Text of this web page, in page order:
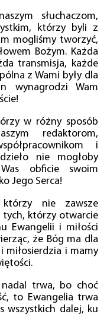
słuchaczom,
którzy byli z
mogliśmy tworzyć,
Bożym. Każda
transmisja, każde
z Wami były dla
wynagrodzi Wam
w różny sposób
redaktorom,
i
nie mogłoby
obficie swoim
Jego Serca!
nie zawsze
tych, którzy otwarcie
Ewangelii i miłości
że Bóg ma dla
miłosierdzia i mamy
trwa, bo choć
to Ewangelia trwa
wszystkich dalej, ku